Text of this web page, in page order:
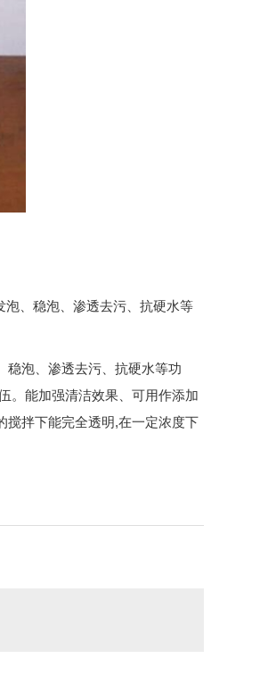
、稳泡、渗透去污、抗硬水等
稳泡、渗透去污、抗硬水等功
。能加强清洁效果、可用作添加
搅拌下能完全透明,在一定浓度下